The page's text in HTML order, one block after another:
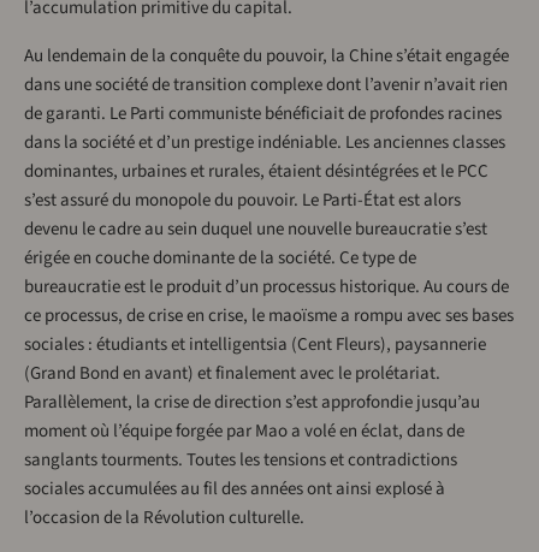
l’accumulation primitive du capital.
Au lendemain de la conquête du pouvoir, la Chine s’était engagée
dans une société de transition complexe dont l’avenir n’avait rien
de garanti. Le Parti communiste bénéficiait de profondes racines
dans la société et d’un prestige indéniable. Les anciennes classes
dominantes, urbaines et rurales, étaient désintégrées et le PCC
s’est assuré du monopole du pouvoir. Le Parti-État est alors
devenu le cadre au sein duquel une nouvelle bureaucratie s’est
érigée en couche dominante de la société. Ce type de
bureaucratie est le produit d’un processus historique. Au cours de
ce processus, de crise en crise, le maoïsme a rompu avec ses bases
sociales : étudiants et intelligentsia (Cent Fleurs), paysannerie
(Grand Bond en avant) et finalement avec le prolétariat.
Parallèlement, la crise de direction s’est approfondie jusqu’au
moment où l’équipe forgée par Mao a volé en éclat, dans de
sanglants tourments. Toutes les tensions et contradictions
sociales accumulées au fil des années ont ainsi explosé à
l’occasion de la Révolution culturelle.